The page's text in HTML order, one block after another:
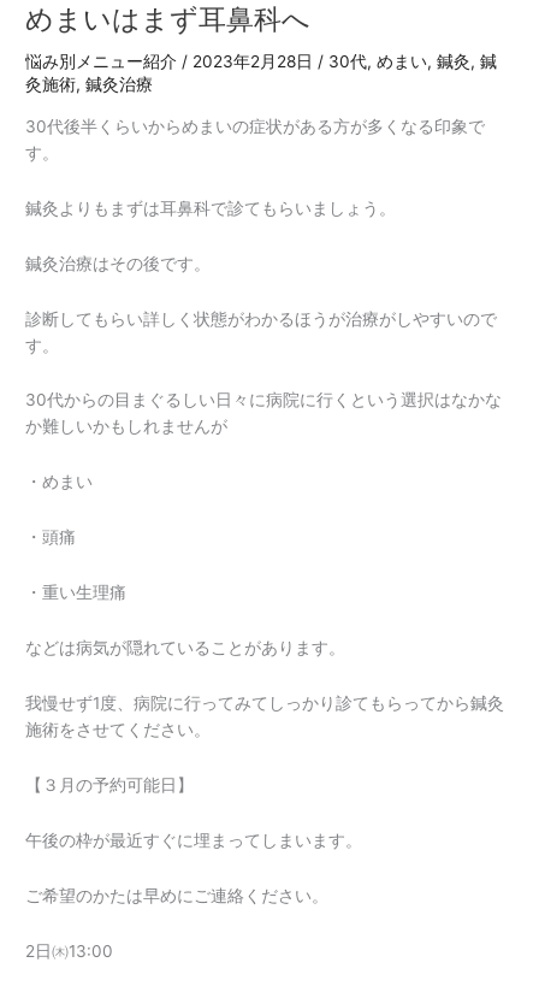
めまいはまず耳鼻科へ
悩み別メニュー紹介 / 2023年2月28日 / 30代,めまい,鍼灸,鍼
灸施術,鍼灸治療
30代後半くらいからめまいの症状がある方が多くなる印象で
す。
鍼灸よりもまずは耳鼻科で診てもらいましょう。
鍼灸治療はその後です。
診断してもらい詳しく状態がわかるほうが治療がしやすいので
す。
30代からの目まぐるしい日々に病院に行くという選択はなかな
か難しいかもしれませんが
・めまい
・頭痛
・重い生理痛
などは病気が隠れていることがあります。
我慢せず1度、病院に行ってみてしっかり診てもらってから鍼灸
施術をさせてください。
【３月の予約可能日】
午後の枠が最近すぐに埋まってしまいます。
ご希望のかたは早めにご連絡ください。
2日㈭13:00